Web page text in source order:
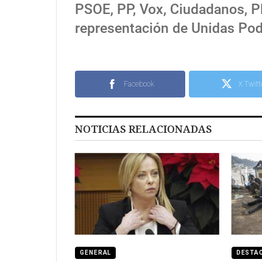
PSOE, PP, Vox, Ciudadanos,
representación de Unidas
Facebook X
NOTICIAS RELACIONADAS
GENERAL